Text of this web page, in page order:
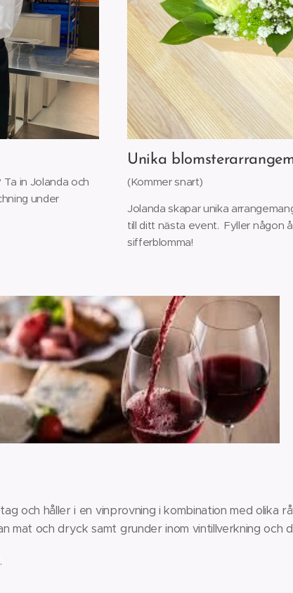
in Jolanda och
under
Unika
(Kommer snart)
Jolanda skapar unika
till ditt nästa event. Fyller någon
sifferblomma!
och håller i en vinprovning i kombination med olika
mat och dryck samt grunder inom vintillverkning och